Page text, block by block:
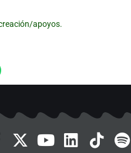
apoyos.
X Y L T S